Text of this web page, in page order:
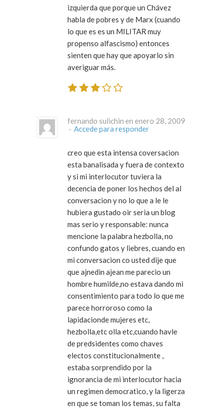
izquierda que porque un Chávez
habla de pobres y de Marx (cuando
lo que es es un MILITAR muy
propenso alfascismo) entonces
sienten que hay que apoyarlo sin
averiguar más.
fernando sulichin en enero 28, 2009
· Accede para responder
creo que esta intensa coversacion
esta banalisada y fuera de contexto
y si mi interlocutor tuviera la
decencia de poner los hechos del al
conversacion y no lo que a le le
hubiera gustado oir seria un blog
mas serio y responsable: nunca
mencione la palabra hezbolla, no
confundo gatos y liebres, cuando en
mi conversacion co usted dije que
que ajnedin ajean me parecio un
hombre humilde,no estava dando mi
consentimiento para todo lo que me
parece horroroso como la
lapidacionde mujeres etc,
hezbolla,etc olla etc,cuando havle
de predsidentes como chaves
electos constitucionalmente ,
estaba sorprendido por la
ignorancia de mi interlocutor hacia
un regimen democratico, y la ligerza
en que se toman los temas, su falta